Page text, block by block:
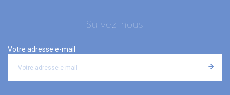
Suivez-nous
Votre adresse e-mail